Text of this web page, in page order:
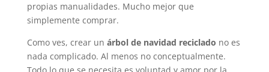
propias manualidades. Mucho mejor que
simplemente comprar.
Como ves, crear un árbol de navidad reciclado no es
nada complicado. Al menos no conceptualmente.